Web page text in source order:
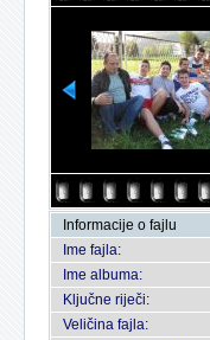
Informacije o fajlu
Ime fajla:
Ime albuma:
Ključne riječi:
Veličina fajla: